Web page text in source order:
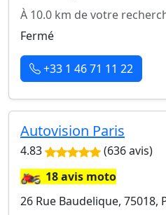
À 10.0 km de votre
Fermé
+33 1 46 71 11 22
Autovision Paris
4.83 (636 avis)
🏍️18 avis moto
26 Rue Baudelique, 75018,